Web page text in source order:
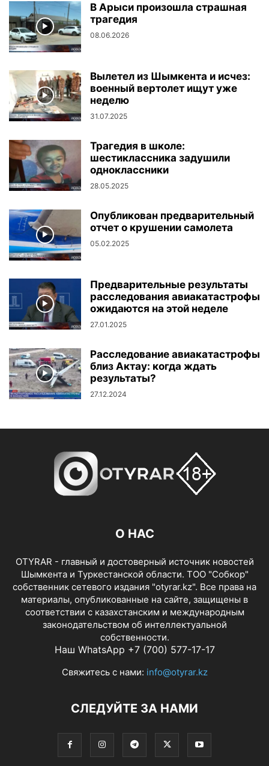
В Арыси произошла страшная
трагедия
08.06.2026
Вылетел из Шымкента и исчез:
военный вертолет ищут уже
неделю
31.07.2025
Трагедия в школе:
шестиклассника задушили
одноклассники
28.05.2025
Опубликован предварительный
отчет о крушении самолета
05.02.2025
Предварительные результаты
расследования авиакатастрофы
ожидаются на этой неделе
27.01.2025
Расследование авиакатастрофы
близ Актау: когда ждать
результаты?
27.12.2024
О НАС
OTYRAR - главный и достоверный источник новостей
Шымкента и Туркестанской области. ТОО "Собкор"
собственник сетевого издания "otyrar.kz". Все права на
материалы, опубликованные на сайте, защищены в
соответствии с казахстанским и международным
законодательством об интеллектуальной
собственности.
Наш WhatsApp +7 (700) 577-17-17
Свяжитесь с нами: info@otyrar.kz
СЛЕДУЙТЕ ЗА НАМИ